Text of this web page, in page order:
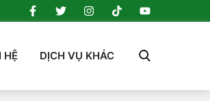
HỆ DỊCH VỤ KHÁC